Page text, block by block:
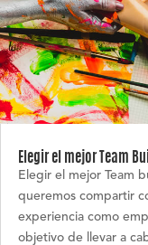
Elegir el mejor Team
Elegir el mejor Team
queremos compartir
experiencia como
objetivo de llevar a